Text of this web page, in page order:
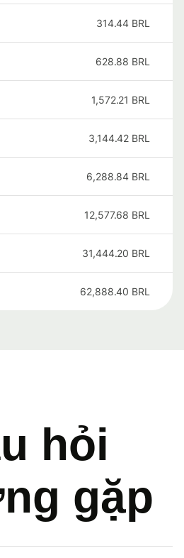
314.44 BRL
628.88 BRL
1,572.21 BRL
3,144.42 BRL
6,288.84 BRL
12,577.68 BRL
31,444.20 BRL
62,888.40 BRL
hỏi
gặp